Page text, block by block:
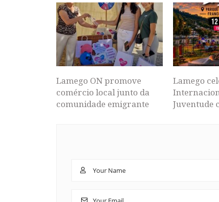
Lamego ON promove
comércio local junto da
comunidade emigrante
Lamego
Juventude